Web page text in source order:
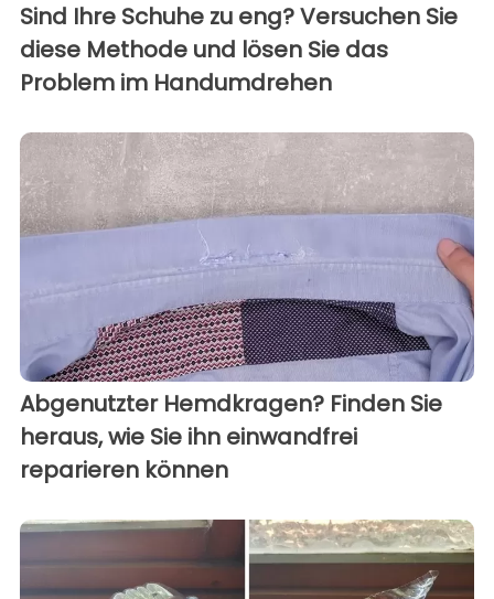
Sind Ihre Schuhe zu eng? Versuchen Sie
diese Methode und lösen Sie das
Problem im Handumdrehen
Abgenutzter Hemdkragen? Finden Sie
heraus, wie Sie ihn einwandfrei
reparieren können